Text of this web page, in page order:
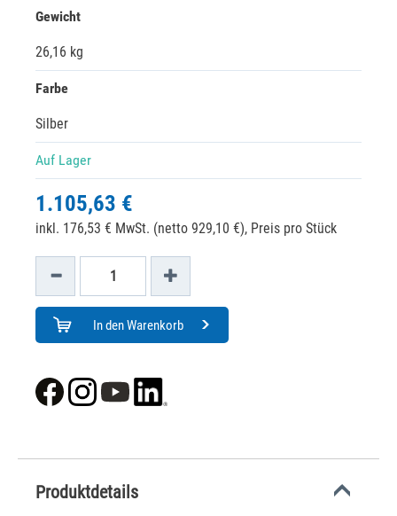
Gewicht
26,16 kg
Farbe
Silber
Auf Lager
1.105,63 €
inkl. 176,53 € MwSt. (netto 929,10 €), Preis pro Stück
In den Warenkorb
Produktdetails